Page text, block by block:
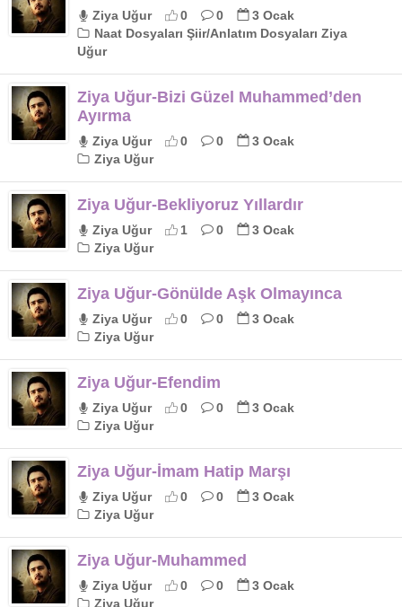
Ziya Uğur 0 0
3 Ocak
Naat Dosyaları Şiir/Anlatım Dosyaları Ziya
Uğur
Ziya Uğur-Bizi Güzel Muhammed’den
Ayırma
Ziya Uğur 0 0
3 Ocak
Ziya Uğur
Ziya Uğur-Bekliyoruz Yıllardır
Ziya Uğur 1 0
3 Ocak
Ziya Uğur
Ziya Uğur-Gönülde Aşk Olmayınca
Ziya Uğur 0 0
3 Ocak
Ziya Uğur
Ziya Uğur-Efendim
Ziya Uğur 0 0
3 Ocak
Ziya Uğur
Ziya Uğur-İmam Hatip Marşı
Ziya Uğur 0 0
3 Ocak
Ziya Uğur
Ziya Uğur-Muhammed
Ziya Uğur 0 0
3 Ocak
Ziya Uğur